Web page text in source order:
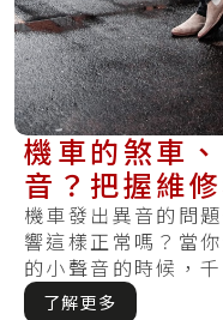
機車的煞車
音？把握維
不會又發出
機車發出異音的問
響這樣正常嗎？當
的小聲音的時候，
維修.....
了解更多